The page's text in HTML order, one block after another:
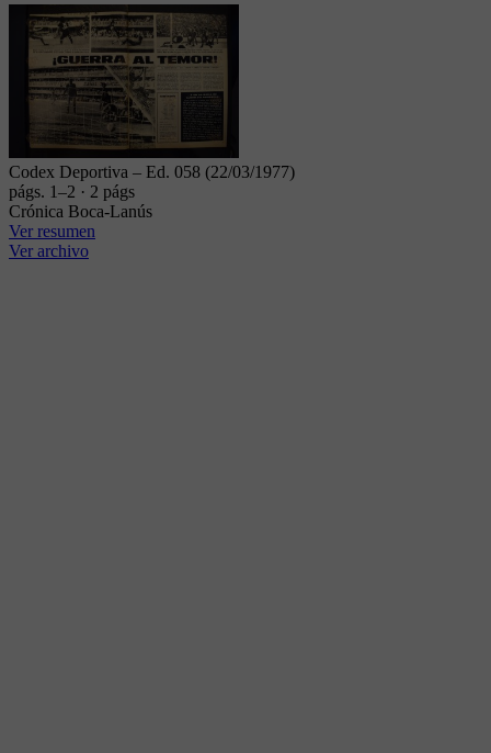
Codex Deportiva – Ed. 058 (22/03/1977)
págs. 1–2 · 2 págs
Crónica Boca-Lanús
Ver resumen
Ver archivo